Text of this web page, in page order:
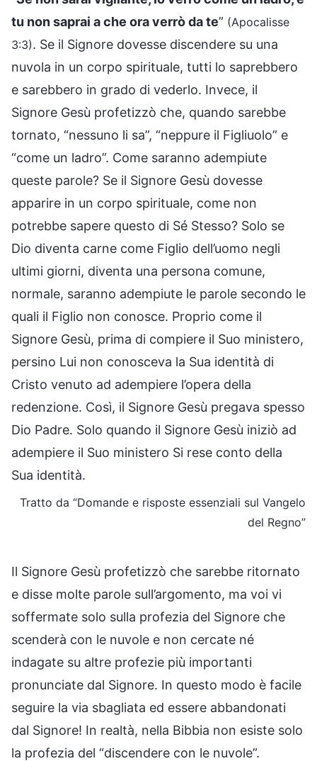
tu non saprai a che ora verrò da te” (Apocalisse
3:3). Se il Signore dovesse discendere su una
nuvola in un corpo spirituale, tutti lo saprebbero
e sarebbero in grado di vederlo. Invece, il
Signore Gesù profetizzò che, quando sarebbe
tornato, “nessuno li sa”, “neppure il Figliuolo” e
“come un ladro”. Come saranno adempiute
queste parole? Se il Signore Gesù dovesse
apparire in un corpo spirituale, come non
potrebbe sapere questo di Sé Stesso? Solo se
Dio diventa carne come Figlio dell’uomo negli
ultimi giorni, diventa una persona comune,
normale, saranno adempiute le parole secondo le
quali il Figlio non conosce. Proprio come il
Signore Gesù, prima di compiere il Suo ministero,
persino Lui non conosceva la Sua identità di
Cristo venuto ad adempiere l’opera della
redenzione. Così, il Signore Gesù pregava spesso
Dio Padre. Solo quando il Signore Gesù iniziò ad
adempiere il Suo ministero Si rese conto della
Sua identità.
Tratto da “Domande e risposte essenziali sul Vangelo
del Regno”
Il Signore Gesù profetizzò che sarebbe ritornato
e disse molte parole sull’argomento, ma voi vi
soffermate solo sulla profezia del Signore che
scenderà con le nuvole e non cercate né
indagate su altre profezie più importanti
pronunciate dal Signore. In questo modo è facile
seguire la via sbagliata ed essere abbandonati
dal Signore! In realtà, nella Bibbia non esiste solo
la profezia del “discendere con le nuvole”.